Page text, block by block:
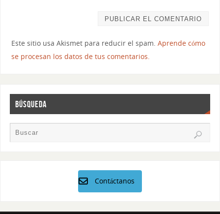
Este sitio usa Akismet para reducir el spam. Aprende cómo
se procesan los datos de tus comentarios.
BÚSQUEDA
Contáctanos